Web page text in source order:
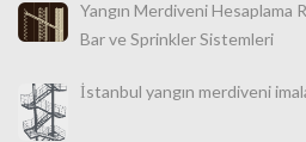
Bar ve Sprinkler Sistemleri